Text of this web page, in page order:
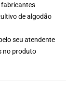
fabricantes
de algodão
seu atendente
no produto